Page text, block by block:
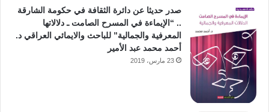
صدر حديثا عن دائرة الثقافة في حكومة الشارقة
.. “الإيماءة في المسرح الصامت ـ دلالاتها
المعرفية والجمالية” للباحث والايمائي العراقي د.
أحمد محمد عبد الأمير
23 مارس، 2019